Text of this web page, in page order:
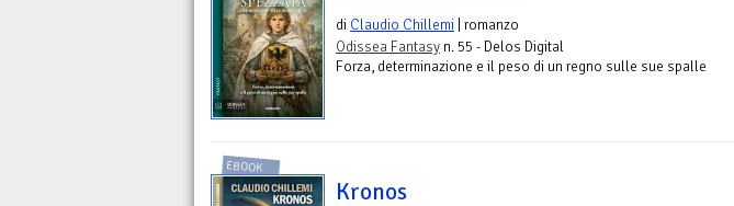
di Claudio Chillemi | romanzo
Odissea Fantasy n. 55 - Delos Digital
Forza, determinazione e il peso di un regno sulle sue spalle
EBOOK
Kronos